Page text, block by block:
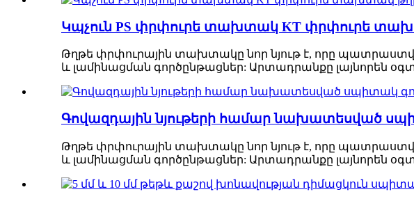
Կպչուն PS փրփուրե տախտակ KT փրփուրե
Թղթե փրփուրային տախտակը նոր նյութ է, որը
և լամինացման գործընթացներ: Արտադրանքը լայնորեն
Գովազդային նյութերի համար նախատեսված
Թղթե փրփուրային տախտակը նոր նյութ է, որը
և լամինացման գործընթացներ: Արտադրանքը լայնորեն